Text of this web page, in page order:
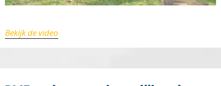
Bekijk de video